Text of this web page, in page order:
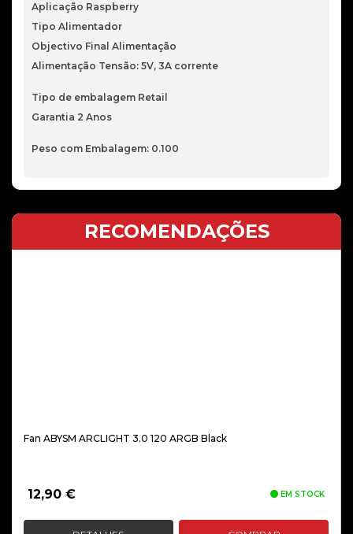
PR.
Aplicação Raspberry
Tipo Alimentador
Objectivo Final Alimentação
Alimentação Tensão: 5V, 3A corrente
Tipo de embalagem Retail
Garantia 2 Anos
Peso com Embalagem: 0.100
RECOMENDAÇÕES
Fan ABYSM ARCLIGHT 3.0 120 ARGB Black
12,90 € EM STOCK